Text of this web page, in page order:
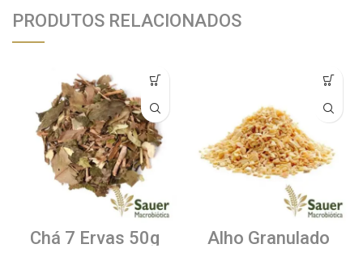
PRODUTOS RELACIONADOS
Chá 7 Ervas 50g Alho Granulado